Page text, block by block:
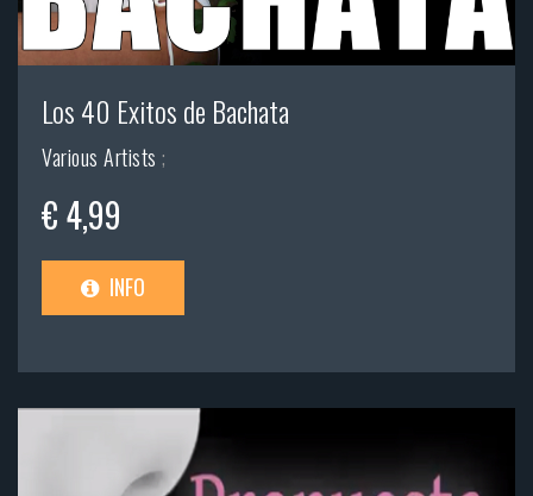
Los 40 Exitos de Bachata
Various Artists ;
€ 4,99
INFO